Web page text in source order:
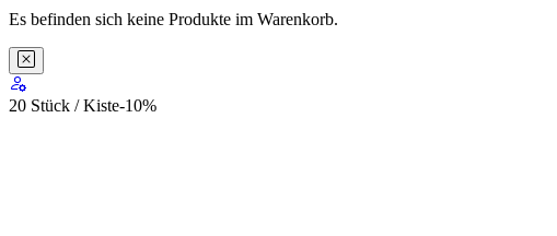
Es befinden sich keine Produkte im Warenkorb.
20 Stück / Kiste-10%